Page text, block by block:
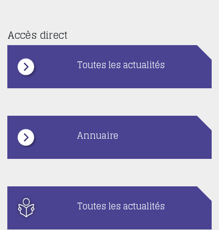
Accès direct
Toutes les actualités
Annuaire
Toutes les actualités